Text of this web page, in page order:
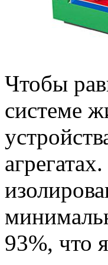
Чтобы
системе
93%, что